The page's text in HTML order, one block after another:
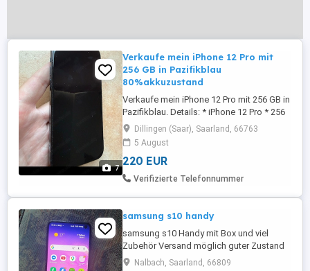
7
Verkaufe mein iPhone 12 Pro mit
256 GB in Pazifikblau
80%akkuzustand
Verkaufe mein iPhone 12 Pro mit 256 GB in
Pazifikblau. Details: * iPhone 12 Pro * 256
GB Speicher * Farbe: Pazifikblau *
Akkukapazität: 80 % * Voll funktionsfähig
* Normale Gebrauchsspuren (siehe Bilder)
Ein Tausch gegen ein iPhone 14 Pro Max
ist ebenfalls möglich. Das iPhone 14 Pro
Dillingen (Saar), Saarland, 66763
5 August
220 EUR
Verifizierte Telefonnummer
samsung s10 handy
samsung s10 Handy mit Box und viel
Zubehör Versand möglich guter Zustand
Nalbach, Saarland, 66809